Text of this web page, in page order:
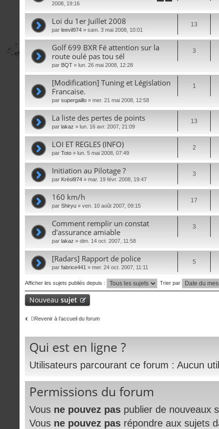
2008, 19:16
Loi du 1er Juillet 2008
par leevil974 » sam. 3 mai 2008, 10:01
13
Golf 699 BXR Fé attention sur la
route oulé pas tou sél
par BQT » lun. 26 mai 2008, 12:28
3
[Modification] Tuning et Législation
Francaise.
par supergaillo » mer. 21 mai 2008, 12:58
1
La liste des pertes de points
par lakaz » lun. 16 avr. 2007, 21:09
13
LOI ET REGLES (INFO)
par Toto » lun. 5 mai 2008, 07:49
2
Initiation au Pilotage ?
par Kréol974 » mar. 19 févr. 2008, 19:47
3
160 km/h
par Shiryu » ven. 10 août 2007, 09:15
17
Comment remplir un constat
d'assurance amiable
par lakaz » dim. 14 oct. 2007, 11:58
3
[Radars] Rapport de police
par fabrice441 » mer. 24 oct. 2007, 11:11
5
Afficher les sujets publiés depuis : Trier par
Nouveau sujet
Revenir à l’accueil du forum
Qui est en ligne ?
Utilisateurs parcourant ce forum : Aucun
Permissions du forum
Vous ne pouvez pas publier de nouveaux
Vous ne pouvez pas répondre aux sujets